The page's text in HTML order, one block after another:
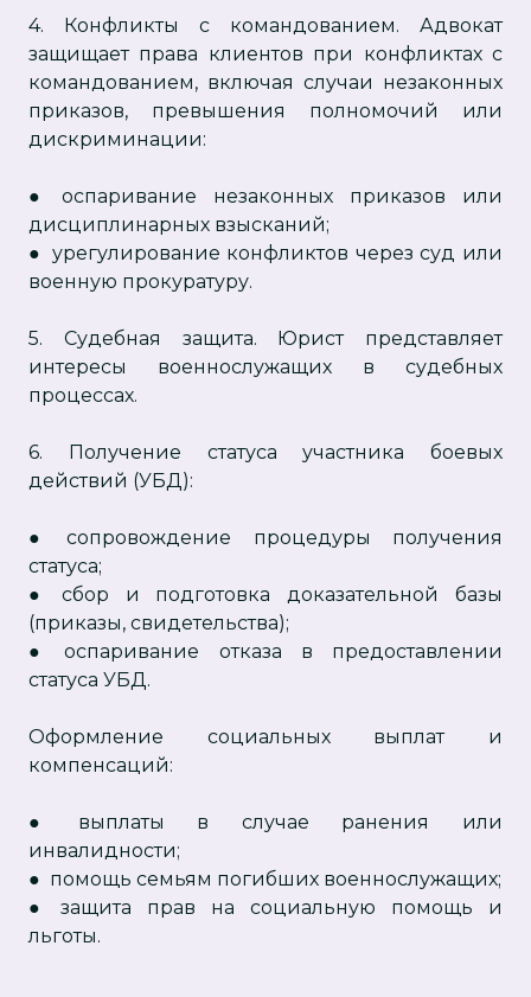
4. Конфликты с командованием. Адвокат
защищает права клиентов при конфликтах с
командованием, включая случаи незаконных
приказов, превышения полномочий или
дискриминации:
● оспаривание незаконных приказов или
дисциплинарных взысканий;
● урегулирование конфликтов через суд или
военную прокуратуру.
5. Судебная защита. Юрист представляет
интересы военнослужащих в судебных
процессах.
6. Получение статуса участника боевых
действий (УБД):
● сопровождение процедуры получения
статуса;
● сбор и подготовка доказательной базы
(приказы, свидетельства);
● оспаривание отказа в предоставлении
статуса УБД.
Оформление социальных выплат и
компенсаций:
● выплаты в случае ранения или
инвалидности;
● помощь семьям погибших военнослужащих;
● защита прав на социальную помощь и
льготы.